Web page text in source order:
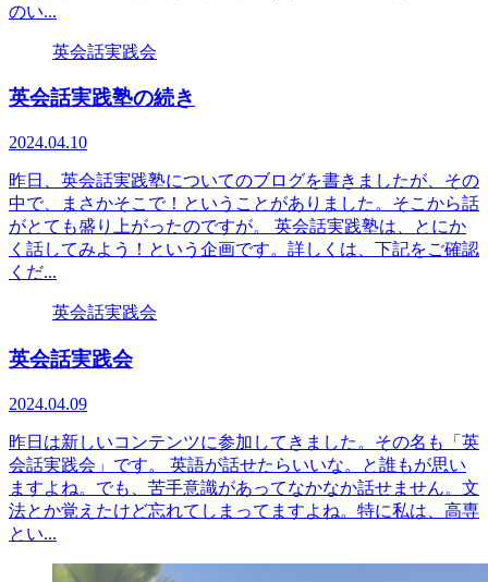
のい...
英会話実践会
英会話実践塾の続き
2024.04.10
昨日、英会話実践塾についてのブログを書きましたが、その
中で、まさかそこで！ということがありました。そこから話
がとても盛り上がったのですが。 英会話実践塾は、とにか
く話してみよう！という企画です。詳しくは、下記をご確認
くだ...
英会話実践会
英会話実践会
2024.04.09
昨日は新しいコンテンツに参加してきました。その名も「英
会話実践会」です。 英語が話せたらいいな。と誰もが思い
ますよね。でも、苦手意識があってなかなか話せません。文
法とか覚えたけど忘れてしまってますよね。特に私は、高専
とい...